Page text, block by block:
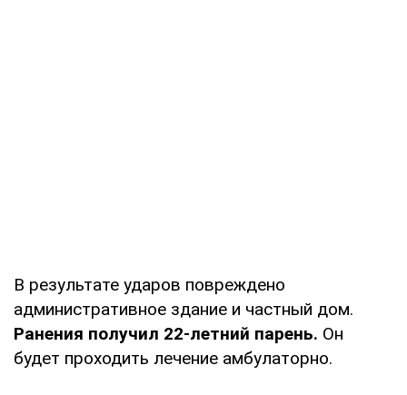
В результате ударов повреждено
административное здание и частный дом.
Ранения получил 22-летний парень. Он
будет проходить лечение амбулаторно.